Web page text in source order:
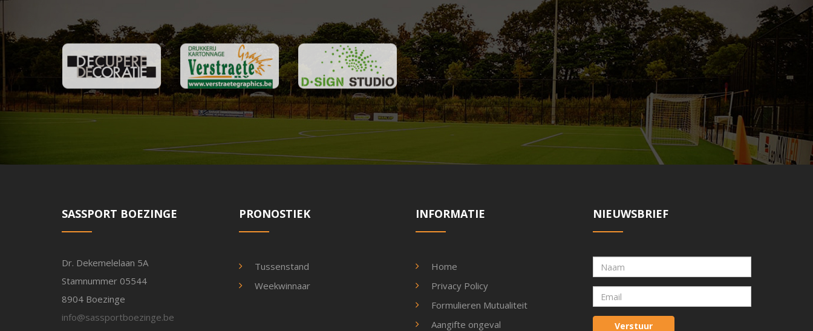
SASSPORT BOEZINGE
Dr. Dekemelelaan 5A
Stamnummer 05544
8904 Boezinge
info@sassportboezinge.be
PRONOSTIEK
Tussenstand
Weekwinnaar
INFORMATIE
Home
Privacy Policy
Formulieren Mutualiteit
Aangifte ongeval
NIEUWSBRIEF
Verstuur